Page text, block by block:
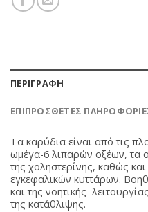
ΠΕΡΙΓΡΑΦΉ
ΕΠΙΠΡΌΣΘΕΤΕΣ
Τα καρύδια είναι από τις
ωμέγα-6 λιπαρών οξέων, τα
της χοληστερίνης, καθώς
εγκεφαλικών κυττάρων.
και της νοητικής
της κατάθλιψης.